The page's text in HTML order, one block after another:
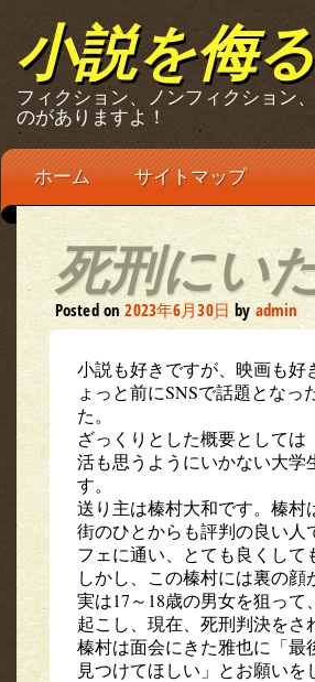
小説を侮
フィクション、ノンフィクション
のがありますよ！
Main menu
Skip
content
ホーム サイトマップ
死刑にい
Posted on2023年6月30日 byadmin
小説も好きですが、映画も好
ょっと前にSNSで話題とな
た。
ざっくりとした概要として
活も思うようにいかない大学
す。
送り主は榛村大和です。榛村
街のひとからも評判の良い人
フェに通い、とても良くして
しかし、この榛村には裏の顔
実は17～18歳の男女を狙っ
起こし、現在、死刑判決をさ
榛村は面会にきた雅也に「最
見つけてほしい」とお願い